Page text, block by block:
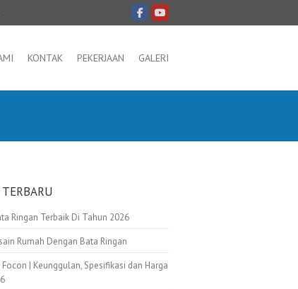
KONTAK PEKERJAAN GALERI
Ringan Terbaik Di Tahun 2026
Rumah Dengan Bata Ringan
| Keunggulan, Spesifikasi dan Harga